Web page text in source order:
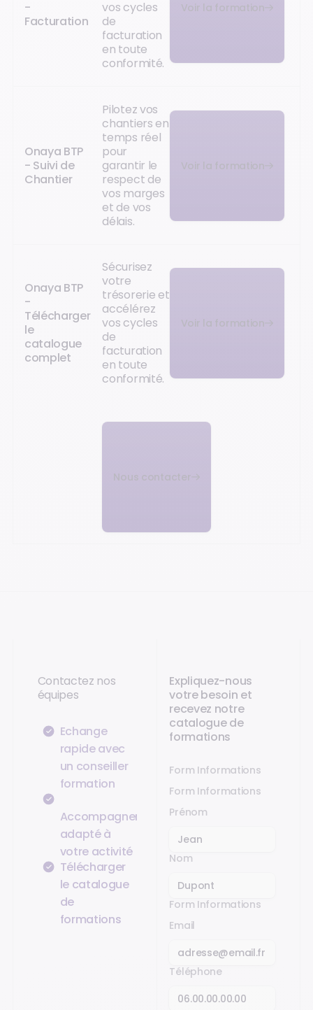
-
Facturation
vos cycles
de
facturation
en toute
conformité.
Voir la formation
Onaya BTP
- Suivi de
Chantier
Pilotez vos
chantiers en
temps réel
pour
garantir le
respect de
vos marges
et de vos
délais.
Voir la formation
Onaya BTP
-
Télécharger
le
catalogue
complet
Sécurisez
votre
trésorerie et
accélérez
vos cycles
de
facturation
en toute
conformité.
Voir la formation
Nous contacter
Contactez nos
équipes
Échange
rapide avec
un conseiller
formation
Accompagnement
adapté à
votre activité
Télécharger
le catalogue
de
formations
Expliquez-nous
votre besoin et
recevez notre
catalogue de
formations
Form Informations
Form Informations
Prénom
Nom
Form Informations
Email
Téléphone